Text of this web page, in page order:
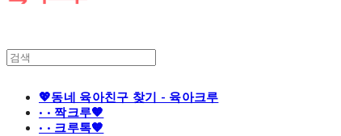
💖동네 육아친구 찾기 - 육아크루
· · 짝크루🧡
· · 크루톡🧡